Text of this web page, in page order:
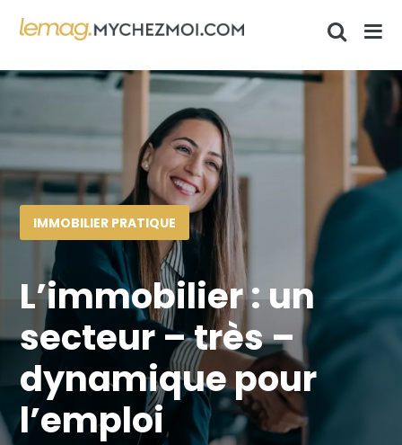
IMMOBILIER PRATIQUE
L’immobilier : un
secteur – très –
dynamique pour
l’emploi